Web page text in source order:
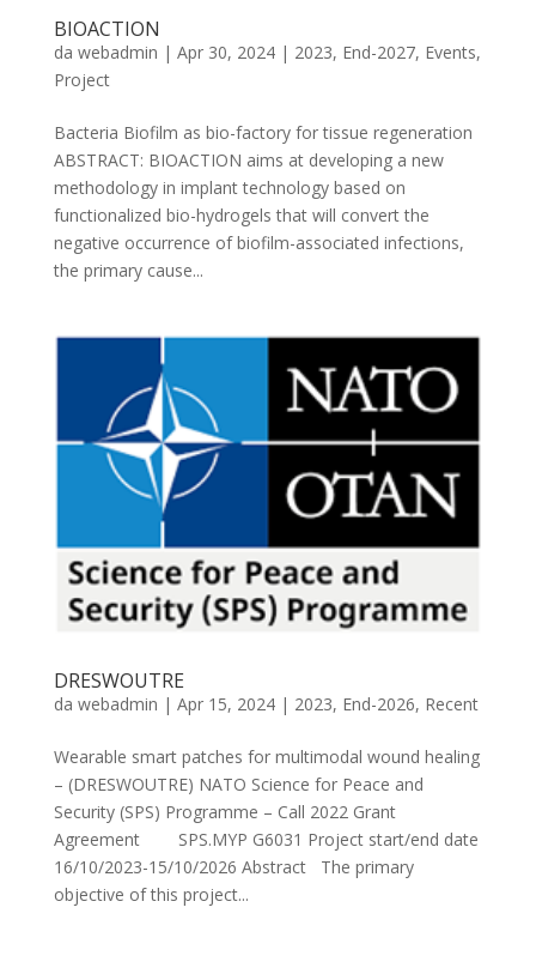
BIOACTION
da webadmin | Apr 30, 2024| 2023, End-2027, Events,
Project
Bacteria Biofilm as bio-factory for tissue regeneration
ABSTRACT: BIOACTION aims at developing a new
methodology in implant technology based on
functionalized bio-hydrogels that will convert the
negative occurrence of biofilm-associated infections,
the primary cause...
DRESWOUTRE
da webadmin | Apr 15, 2024| 2023, End-2026, Recent
Wearable smart patches for multimodal wound healing
– (DRESWOUTRE) NATO Science for Peace and
Security (SPS) Programme – Call 2022 Grant
Agreement SPS.MYP G6031 Project start/end date
16/10/2023-15/10/2026 Abstract The primary
objective of this project...